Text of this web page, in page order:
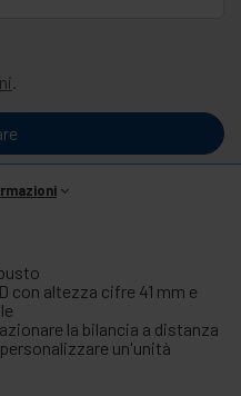
.
con altezza cifre 41 mm e
la bilancia a distanza
un'unità